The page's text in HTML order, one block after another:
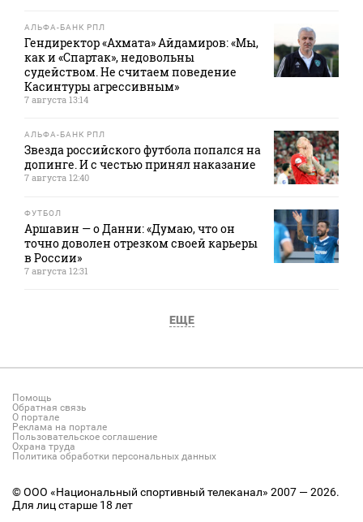
АЛЬФА-БАНК РПЛ
Гендиректор «Ахмата» Айдамиров: «Мы,
как и «Спартак», недовольны
судейством. Не считаем поведение
Касинтуры агрессивным»
7 августа 13:14
АЛЬФА-БАНК РПЛ
Звезда российского футбола попался на
допинге. И с честью принял наказание
7 августа 12:40
ФУТБОЛ
Аршавин — о Данни: «Думаю, что он
точно доволен отрезком своей карьеры
в России»
7 августа 12:31
ЕЩЕ
Помощь
Обратная связь
О портале
Реклама на портале
Пользовательское соглашение
Охрана труда
Политика обработки персональных данных
© ООО «Национальный спортивный телеканал» 2007 — 2026.
Для лиц старше 18 лет